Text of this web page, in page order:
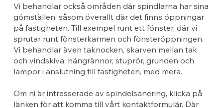
Vi behandlar också områden där spindlarna har sina
gömställen, såsom överallt där det finns öppningar
på fastigheten. Till exempel runt ett fönster, där vi
sprutar runt fönsterkarmen och fönsteröppningen.
Vi behandlar även taknocken, skarven mellan tak
och vindskiva, hängrännor, stuprör, grunden och
lampor i anslutning till fastigheten, med mera.
Om ni är intresserade av spindelsanering, klicka på
länken för att komma till vårt kontaktformulär. Där